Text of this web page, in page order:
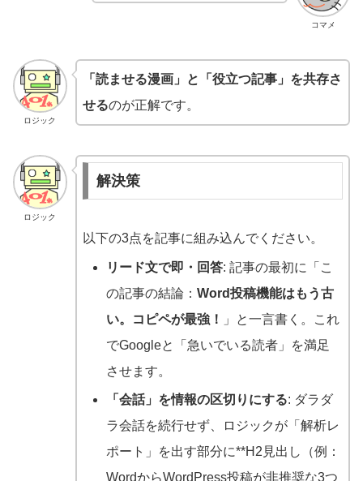
コマメ
ロジック
「読ませる漫画」と「役立つ記事」を共存さ
せるのが正解です。
ロジック
解決策
以下の3点を記事に組み込んでください。
リード文で即・回答: 記事の最初に「こ
の記事の結論： Word投稿機能はもう古
い。コピペが最強！
」と一言書く。これ
でGoogleと「急いでいる読者」を満足
させます。
「会話」を情報の区切りにする: ダラダ
ラ会話を続行せず、ロジックが「解析レ
ポート」を出す部分に**H2見出し（例：
WordからWordPress投稿が非推奨な3つ